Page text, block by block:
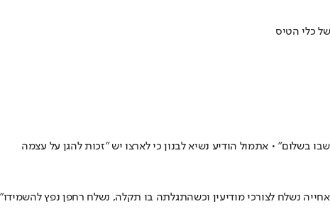
כלי הטיס
• אתמול הודיע נשיא לבנון כי לארצו יש "זכות להגן על עצמה
נשלח לצורכי מודיעין וכשהתגלתה בו תקלה, נשלח רחפן נפץ להשמידו"